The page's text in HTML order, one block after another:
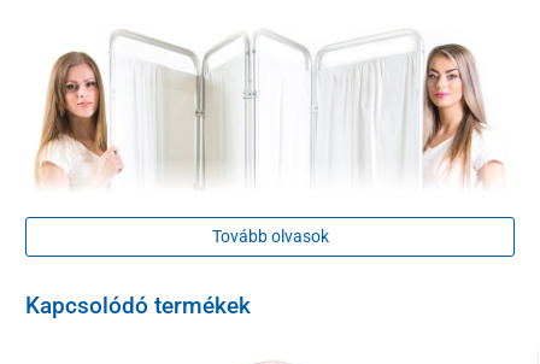
Tovább olvasok
Kapcsolódó termékek